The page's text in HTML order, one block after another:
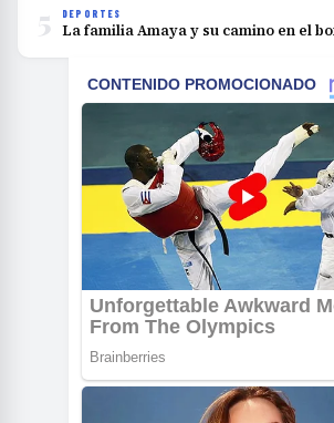
5 DEPORTES
La familia Amaya y su camino en el